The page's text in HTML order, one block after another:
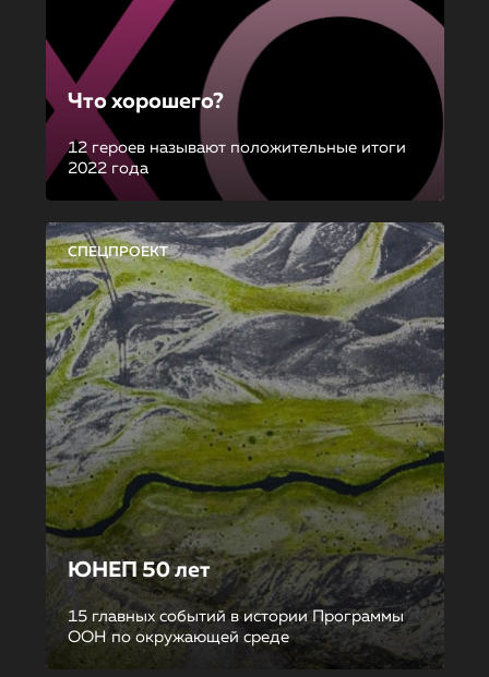
Что хорошего?
12 героев называют положительные итоги
2022 года
СПЕЦПРОЕКТ
ЮНЕП 50 лет
15 главных событий в истории Программы
ООН по окружающей среде